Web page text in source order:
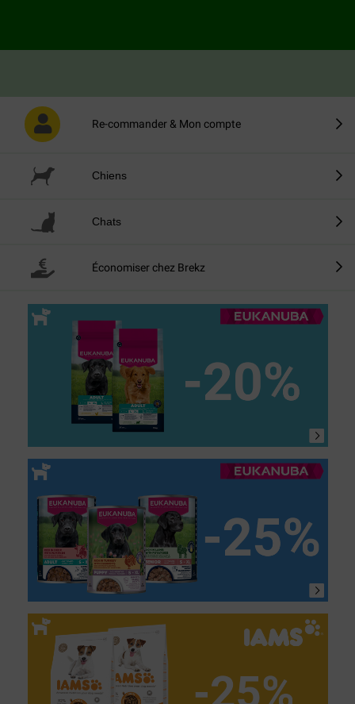
Re-commander & Mon compte
Chiens
Chats
Économiser chez Brekz